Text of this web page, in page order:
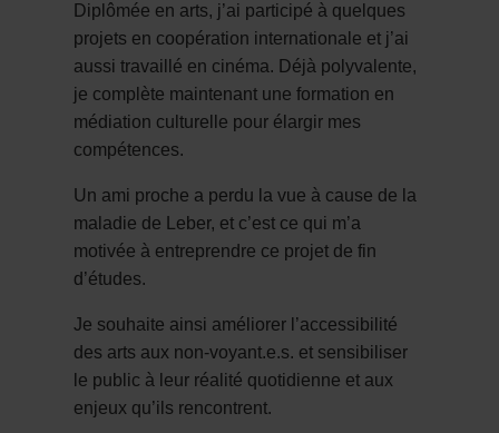
Diplômée en arts, j’ai participé à quelques
projets en coopération internationale et j’ai
aussi travaillé en cinéma. Déjà polyvalente,
je complète maintenant une formation en
médiation culturelle pour élargir mes
compétences.
Un ami proche a perdu la vue à cause de la
maladie de Leber, et c’est ce qui m’a
motivée à entreprendre ce projet de fin
d’études.
Je souhaite ainsi améliorer l’accessibilité
des arts aux non-voyant.e.s. et sensibiliser
le public à leur réalité quotidienne et aux
enjeux qu’ils rencontrent.